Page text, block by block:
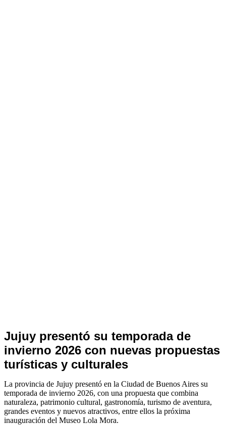
PROVINCIAS
Jujuy presentó su temporada de
invierno 2026 con nuevas propuestas
turísticas y culturales
La provincia de Jujuy presentó en la Ciudad de Buenos Aires su
temporada de invierno 2026, con una propuesta que combina
naturaleza, patrimonio cultural, gastronomía, turismo de aventura,
grandes eventos y nuevos atractivos, entre ellos la próxima
inauguración del Museo Lola Mora.